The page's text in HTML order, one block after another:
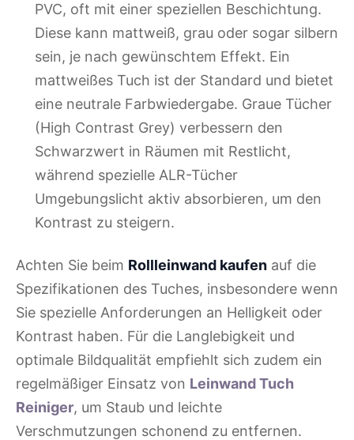
PVC, oft mit einer speziellen Beschichtung.
Diese kann mattweiß, grau oder sogar silbern
sein, je nach gewünschtem Effekt. Ein
mattweißes Tuch ist der Standard und bietet
eine neutrale Farbwiedergabe. Graue Tücher
(High Contrast Grey) verbessern den
Schwarzwert in Räumen mit Restlicht,
während spezielle ALR-Tücher
Umgebungslicht aktiv absorbieren, um den
Kontrast zu steigern.
Achten Sie beim Rollleinwand kaufen auf die
Spezifikationen des Tuches, insbesondere wenn
Sie spezielle Anforderungen an Helligkeit oder
Kontrast haben. Für die Langlebigkeit und
optimale Bildqualität empfiehlt sich zudem ein
regelmäßiger Einsatz von Leinwand Tuch
Reiniger, um Staub und leichte
Verschmutzungen schonend zu entfernen.